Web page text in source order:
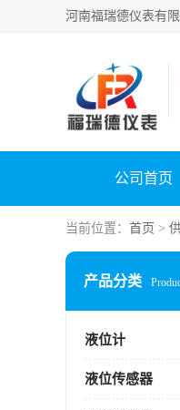
公司首页
当前位置： 首页 >
产品分类
液位计
液位传感器